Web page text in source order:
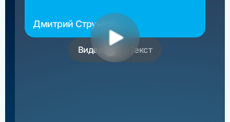
Дмитрий Стрункин
основатель РосМигрант
Видео Текст